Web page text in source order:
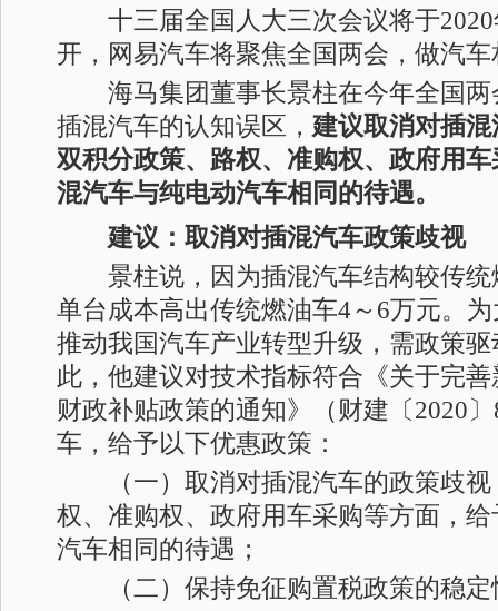
十三届全国人大三次会议将于2020
开，网易汽车将聚焦全国两会，做汽
海马集团董事长景柱在今年全国两
插混汽车的认知误区， 建议取消对插
双积分政策、路权、准购权、政府用
混汽车与纯电动汽车相同的待遇。
建议：取消对插混汽车政策歧视
景柱说，因为插混汽车结构较传统
单台成本高出传统燃油车4～6万元。
推动我国汽车产业转型升级，需政策
此，他建议对技术指标符合《关于完
财政补贴政策的通知》（财建〔2020
车，给予以下优惠政策：
（一）取消对插混汽车的政策歧视
权、准购权、政府用车采购等方面，
汽车相同的待遇；
（二）保持免征购置税政策的稳定